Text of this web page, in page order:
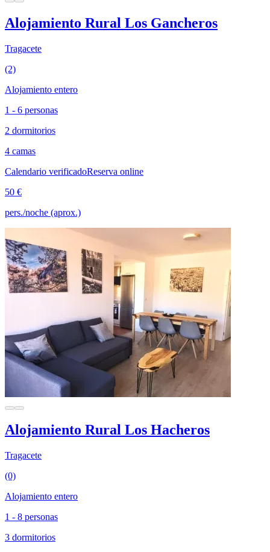
Alojamiento Rural Los Gancheros
Tragacete
(2)
Alojamiento entero
1 - 6 personas
2 dormitorios
4 camas
Calendario verificadoReserva online
50 €
pers./noche (aprox.)
Alojamiento Rural Los Hacheros
Tragacete
(0)
Alojamiento entero
1 - 8 personas
3 dormitorios